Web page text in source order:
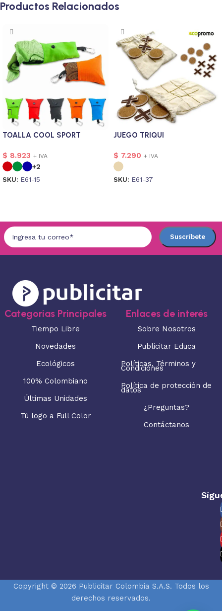
Productos Relacionados
TOALLA COOL SPORT
$ 8.923 + IVA
+2
SKU: E61-15
JUEGO TRIQUI
$ 7.290 + IVA
SKU: E61-37
Categorias Principales
Tiempo Libre
Novedades
Ecológicos
100% Colombiano
Últimas Unidades
Tú logo a Full Color
Enlaces de interés
Sobre Nosotros
Publicitar Educa
Políticas, Términos y
Condiciones
Política de protección de
datos
¿Preguntas?
Contáctanos
Copyright © 2026 Publicitar Colombia S.A.S. Todos los
derechos reservados.